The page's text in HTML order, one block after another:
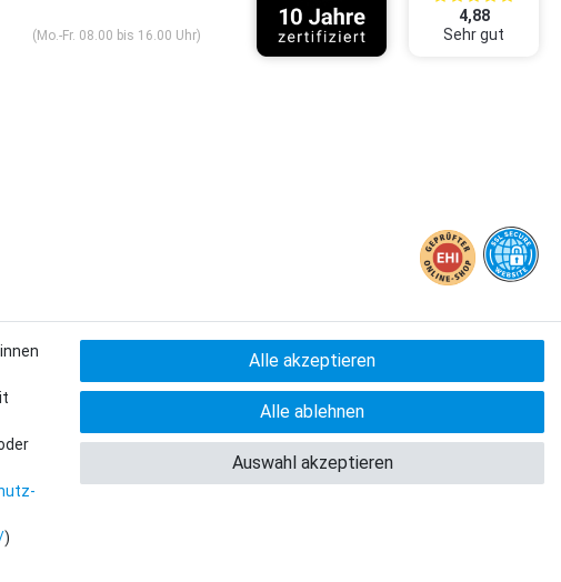
(Mo.-Fr. 08.00 bis 16.00 Uhr)
4,88
Sehr gut
)
Alle akzeptieren
Alle ablehnen
Auswahl akzeptieren